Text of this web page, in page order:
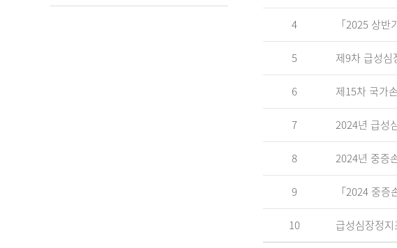
4 「2025 상
5 제9차 급성심
6 제15차 국가
7 2024년 급성
8 2024년 중증
9 「2024 중
10 급성심장정